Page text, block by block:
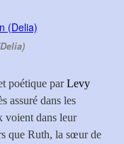
poétique parLevy
assuré dans les
voient dans leur
que Ruth, la sœur de